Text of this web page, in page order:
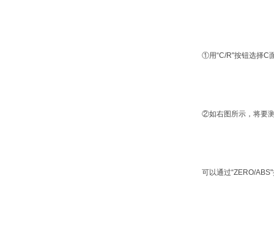
①用“C/R"按钮选择C
②如右图所示，将要
可以通过“ZERO/